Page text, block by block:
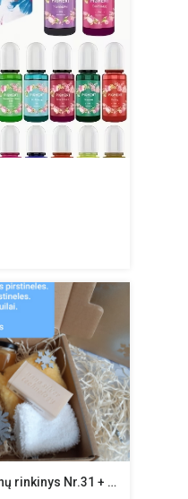
Kalėdinis rinkinys/dovanų rinkinys Nr.31 + dovana